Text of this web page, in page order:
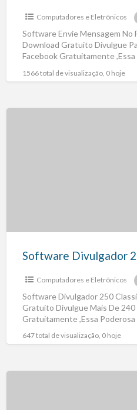
Computadores e Eletrônicos
Software Envie Mensagem No
Download Gratuito Divulgue
Facebook Gratuitamente
1566 total de visualização, 0 hoje
Computadores e Eletrônicos
Software Divulgador 250
Gratuito Divulgue Mais De 240
Gratuitamente ,Essa
Adquira Agora Mesmo […]
647 total de visualização, 0 hoje